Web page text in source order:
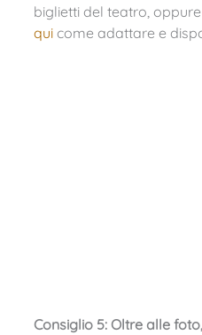
biglietti del teatro,
quicome adattare e
Consiglio 5: Oltre alle